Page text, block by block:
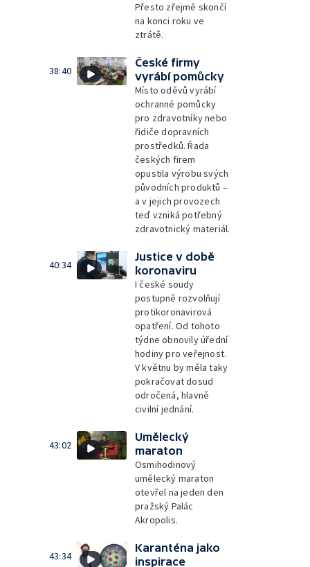
Přesto zřejmě skončí
na konci roku ve
ztrátě.
38:40
České firmy
vyrábí pomůcky
Místo oděvů vyrábí
ochranné pomůcky
pro zdravotníky nebo
řidiče dopravních
prostředků. Řada
českých firem
opustila výrobu svých
původních produktů –
a v jejich provozech
teď vzniká potřebný
zdravotnický materiál.
40:34
Justice v době
koronaviru
I české soudy
postupně rozvolňují
protikoronavirová
opatření. Od tohoto
týdne obnovily úřední
hodiny pro veřejnost.
V květnu by měla taky
pokračovat dosud
odročená, hlavně
civilní jednání.
43:02
Umělecký
maraton
Osmihodinový
umělecký maraton
otevřel na jeden den
pražský Palác
Akropolis.
43:34
Karanténa jako
inspirace